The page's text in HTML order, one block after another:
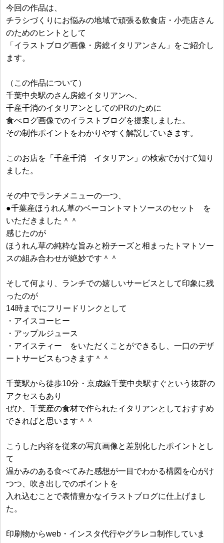
今回の作品は、
チラシづくりにお悩みの地域で頑張る飲食店・小売店さん
のためのヒントとして
「イラストブログ画像・房総イタリアンさん」をご紹介し
ます。
（この作品について）
千葉中央駅のさん房総イタリアンへ、
千産千消のイタリアンとしてのPRのために
食べログ画像でのイラストブログを提案しました。
その制作ポイントをわかりやすく解説していきます。
このお店を「千産千消 イタリアン」の検索でかけて知り
ました。
その中でランチメニューの一つ、
●千葉産ほうれん草のベーコントマトソースのセット を
いただきました＾＾
感じたのが
ほうれん草の純粋な旨みと粉チーズと相まったトマトソー
スの組み合わせが絶妙です＾＾
そして何より、ランチでの嬉しいサービスとして印象に残
ったのが
14時までにフリードリンクとして
・アイスコーヒー
・アップルジュース
・アイスティー をいただくことができるし、一口のデザ
ートサービスもつきます＾＾
千葉駅から徒歩10分・京成線千葉中央駅すぐという抜群の
アクセスもあり
ぜひ、千葉産の食材で作られたイタリアンとしておすすめ
できればと思います＾＾
こうした内容を従来の写真画像と差別化したポイントとし
て
温かみのある食べてみた感想が一目でわかる構図を心がけ
つつ、吹き出しでのポイントを
入れ込むことで表情豊かなイラストブログに仕上げまし
た。
印刷物からweb・インスタ代行やグラレコ制作していま